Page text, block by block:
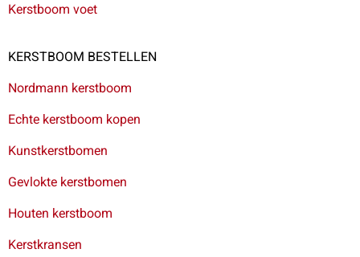
Kerstboom voet
KERSTBOOM BESTELLEN
Nordmann kerstboom
Echte kerstboom kopen
Kunstkerstbomen
Gevlokte kerstbomen
Houten kerstboom
Kerstkransen